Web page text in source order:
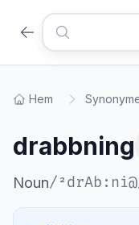
Hem
drabbning
Noun/²drAb:ni@